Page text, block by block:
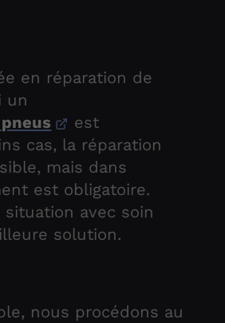
en réparation de
un
est
cas, la réparation
mais dans
est obligatoire.
avec soin
solution.
nous procédons au